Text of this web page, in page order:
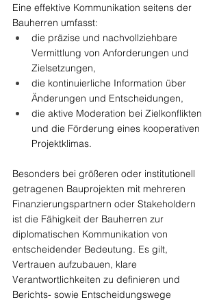
Eine effektive Kommunikation seitens der
Bauherren umfasst:
die präzise und nachvollziehbare
Vermittlung von Anforderungen und
Zielsetzungen,
die kontinuierliche Information über
Änderungen und Entscheidungen,
die aktive Moderation bei Zielkonflikten
und die Förderung eines kooperativen
Projektklimas.
Besonders bei größeren oder institutionell
getragenen Bauprojekten mit mehreren
Finanzierungspartnern oder Stakeholdern
ist die Fähigkeit der Bauherren zur
diplomatischen Kommunikation von
entscheidender Bedeutung. Es gilt,
Vertrauen aufzubauen, klare
Verantwortlichkeiten zu definieren und
Berichts- sowie Entscheidungswege